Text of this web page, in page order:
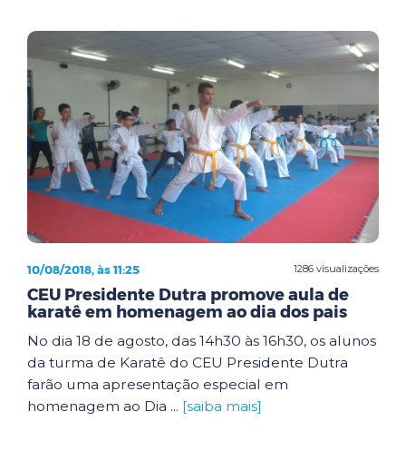
1286 visualizações
10/08/2018, às 11:25
CEU Presidente Dutra promove aula de
karatê em homenagem ao dia dos pais
No dia 18 de agosto, das 14h30 às 16h30, os alunos
da turma de Karatê do CEU Presidente Dutra
farão uma apresentação especial em
homenagem ao Dia ... [saiba mais]